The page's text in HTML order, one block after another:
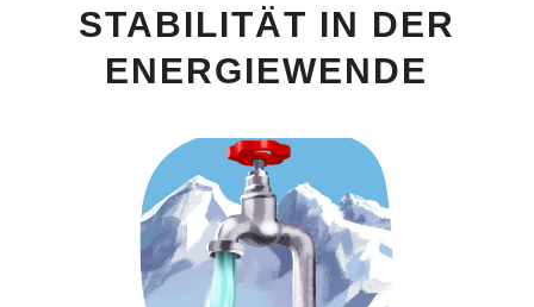
STABILITÄT IN DER
ENERGIEWENDE